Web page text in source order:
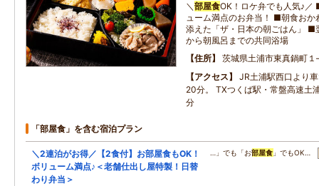
＼ 部屋食OK！ロケ弁でも人気♪／
ューム満点のお弁当！ ■朝食おか
添えた「ザ・日本の朝ごはん」
から朝風呂までの共同浴場
住所
茨城県土浦市東真鍋町
アクセス
JR土浦駅西口より
20分。 TXつくば駅・常盤高速土
分
「部屋食」を含む宿泊プラン
＼2連泊がお得／【2食付】お部屋食もOK！
ボリューム満点♪＜老舗仕出し屋特製！日替
わり弁当＞
…」でも「お部屋食 」でもOK…